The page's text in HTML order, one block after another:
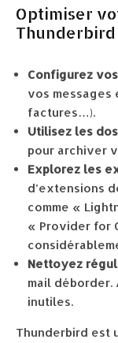
Optimiser
Thunderbird
Configurez
vos messages
factures…).
Utilisez les
pour archiver
Explorez les
d’extensions
comme «
« Provider for
Nettoyez
mail déborder.
inutiles.
Thunderbird est